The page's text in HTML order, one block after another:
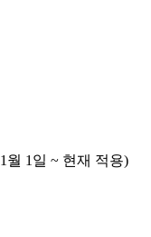
월 1일 ~ 현재 적용)